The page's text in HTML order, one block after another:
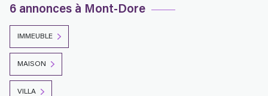
6 annonces à Mont-Dore
IMMEUBLE
MAISON
VILLA